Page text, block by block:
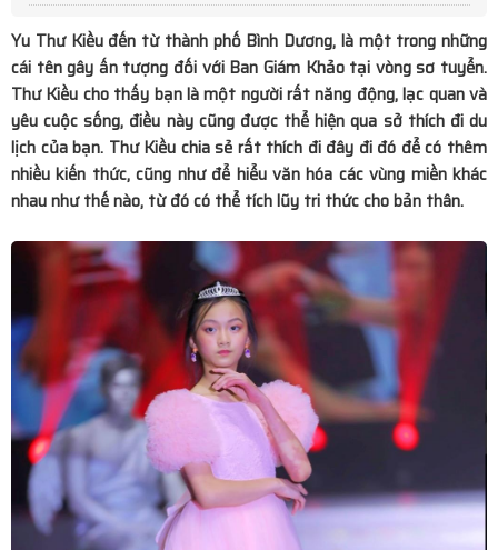
trò tiên phong trong bảo vệ môi trường
Bùi Lan Anh đăng quang Hoa khôi UEB Charming 2025
Lan tỏa hành trình xanh vì biển đảo: Hơn 350.000 cây
được đưa ra Trường Sa giai đoạn 2024-2025
MC Xuân Tiến cùng vợ đón Tết sớm tại Phố Ông Đồ
Âm nhạc kết nối hai thế hệ trong “Hello Việt Nam” phiên
bản 2026
Phiên Chợ Từ Tâm Tại Đại Học KHXH&NV - ĐHQG
TP.HCM: Kết Nối Yêu Thương, Tiếp Sức Sinh Viên Vượt
Khó
Di Sản Spiral: Từ Áo Dài Như Ký Ức Đẹp Đến Áo Dài Như
Một Đời Sống Văn Hóa
Yu Thư Kiều đến từ thành phố Bình Dương, là một trong những
cái tên gây ấn tượng đối với Ban Giám Khảo tại vòng sơ tuyển.
Thư Kiều cho thấy bạn là một người rất năng động, lạc quan và
yêu cuộc sống, điều này cũng được thể hiện qua sở thích đi du
lịch của bạn. Thư Kiều chia sẻ rất thích đi đây đi đó để có thêm
nhiều kiến thức, cũng như để hiểu văn hóa các vùng miền khác
nhau như thế nào, từ đó có thể tích lũy tri thức cho bản thân.